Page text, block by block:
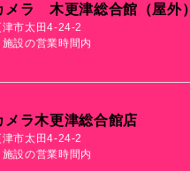
メラ 木更津総合館（屋外）
市太田4-24-2
設の営業時間内
メラ木更津総合館店
市太田4-24-2
設の営業時間内